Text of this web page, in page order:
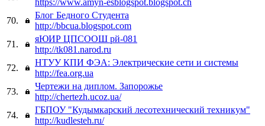
70.
Блог Бедного Студента
http://bbcua.blogspot.com
71.
яЮИР ЦПСООШ рй-081
http://tk081.narod.ru
72.
НТУУ КПИ ФЭА: Электрические сети и системы
http://fea.org.ua
73.
Чертежи на диплом. Запорожье
http://chertezh.ucoz.ua/
74.
ГБПОУ "Кудымкарский лесотехнический техникум"
http://kudlesteh.ru/